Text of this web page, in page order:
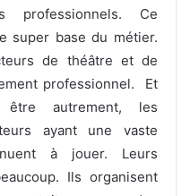
Ce
super base du métier.
de théâtre et de
professionnel. Et
autrement, les
ayant une vaste
à jouer. Leurs
Ils organisent